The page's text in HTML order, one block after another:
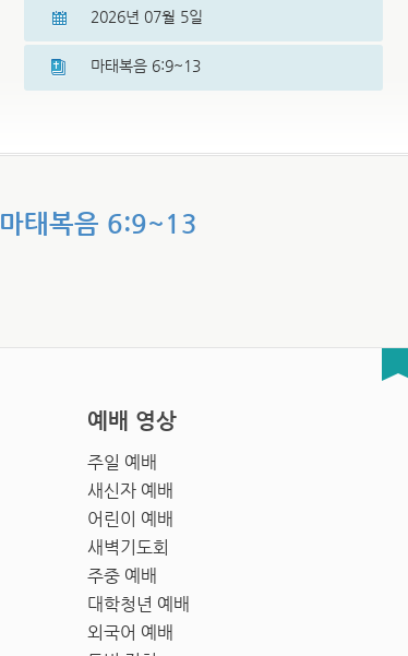
2026년 07월 5일
마태복음 6:9~13
마태복음 6:9~13
예배 영상
주일 예배
새신자 예배
어린이 예배
새벽기도회
주중 예배
대학청년 예배
외국어 예배